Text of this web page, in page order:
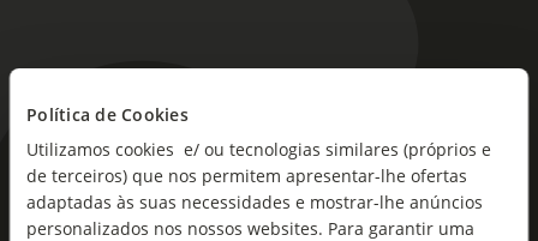
Política de Cookies
Utilizamos cookies e/ ou tecnologias similares (próprios e
de terceiros) que nos permitem apresentar-lhe ofertas
adaptadas às suas necessidades e mostrar-lhe anúncios
personalizados nos nossos websites. Para garantir uma
As novidades mais frescas no
seu e-mail!